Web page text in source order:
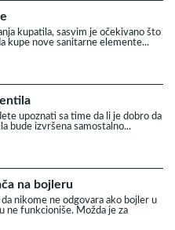
kupatila, sasvim je očekivano što
kupe nove sanitarne elemente...
upoznati sa time da li je dobro da
bude izvršena samostalno...
na bojleru
da nikome ne odgovara ako bojler u
ne funkcioniše. Možda je za